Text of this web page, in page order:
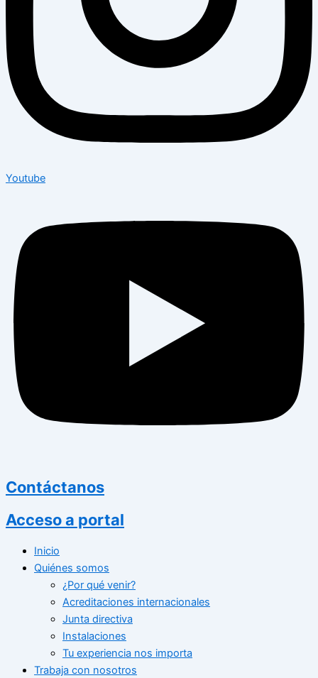
Youtube
Contáctanos
Acceso a portal
Inicio
Quiénes somos
¿Por qué venir?
Acreditaciones internacionales
Junta directiva
Instalaciones
Tu experiencia nos importa
Trabaja con nosotros